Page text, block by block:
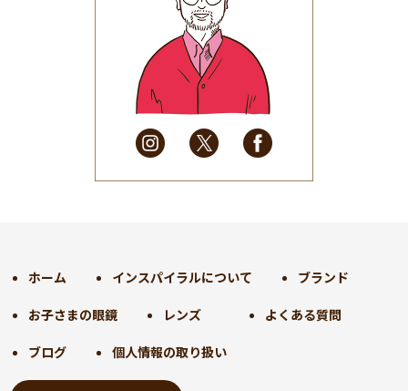
2025年7月(37)
2025年6月(48)
2025年5月
(41)
2025年4月
(32)
2025年3月(31)
2025年2月
(28)
2025年1月
(34)
2024年9月(30)
2024年7月(31)
2024年6月(30)
2024年5月
ホーム インスパイラルについて ブランド
お子さまの眼鏡 レンズ よくある質問
ブログ 個人情報の取り扱い